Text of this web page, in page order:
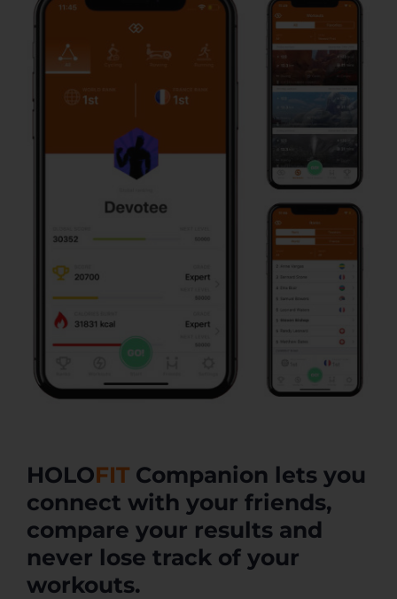
HOLOFIT Companion lets you
connect with your friends,
compare your results and
never lose track of your
workouts.